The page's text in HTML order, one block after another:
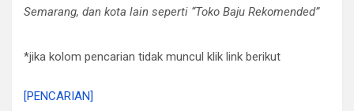
Semarang, dan kota lain seperti “Toko Baju Rekomended”
*jika kolom pencarian tidak muncul klik link berikut
[PENCARIAN]